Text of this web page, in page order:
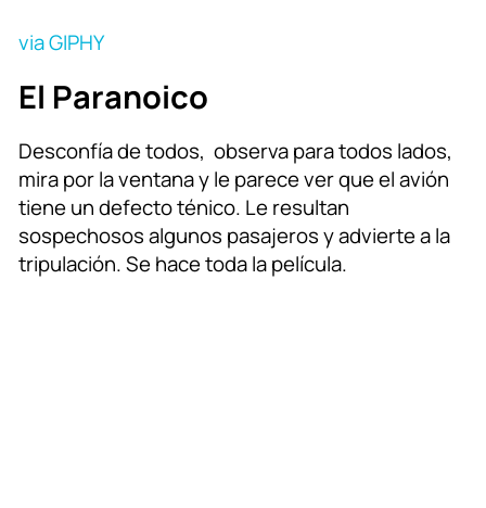
via GIPHY
El Paranoico
Desconfía de todos, observa para todos lados,
mira por la ventana y le parece ver que el avión
tiene un defecto ténico. Le resultan
sospechosos algunos pasajeros y advierte a la
tripulación. Se hace toda la película.